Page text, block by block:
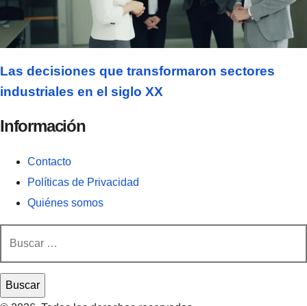
Las decisiones que transformaron sectores
industriales en el siglo XX
Información
Contacto
Políticas de Privacidad
Quiénes somos